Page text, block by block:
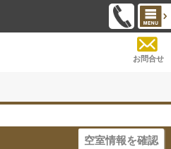
お問合せ
空室情報を確認